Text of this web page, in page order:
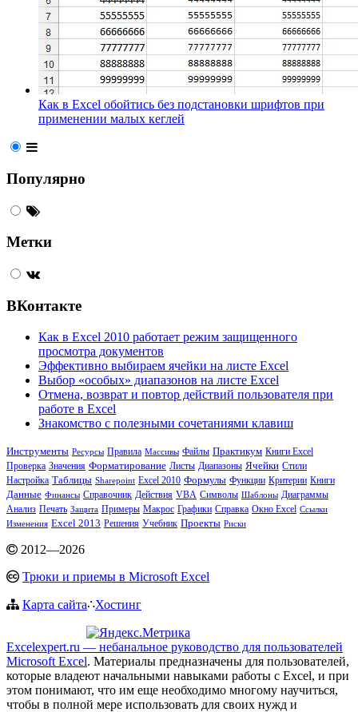
Как в Excel обойтись без подстановки шрифтов при
применении малых кеглей
Популярно
Метки
ВКонтакте
Как в Excel 2010 работает режим защищенного
просмотра документов
Эффективно выбираем ячейки на листе Excel
Выбор «особых» диапазонов на листе Excel
Отмена, возврат и повтор действий пользователя при
работе в Excel
Знакомство с полезными сочетаниями клавиш
Инструменты Ресурсы Правила Массивы Файлы Практикум Книги Excel
Проверка Значения Форматирование Листы Диапазоны Ячейки Стили
Настройка Таблицы Sharepoint Excel 2010 Формулы Функции Критерии Книги
Данные Финансы Справочник Действия VBA Символы Шаблоны Диаграммы
Анализ Печать Защита Примеры Макрос Графики Справка Окно Excel Ссылки
Изменения Excel 2013 Решения Учебник Проекты Риски
2012—2026
Трюки и приемы в Microsoft Excel
Карта сайта∴Хостинг
Excelexpert.ru — небанальное руководство для пользователей
Microsoft Excel. Материалы предназначены для пользователей,
которые владеют начальными навыками работы с Excel, и при
этом понимают, что им еще необходимо многому научиться,
чтобы в полной мере использовать для своих нужд и